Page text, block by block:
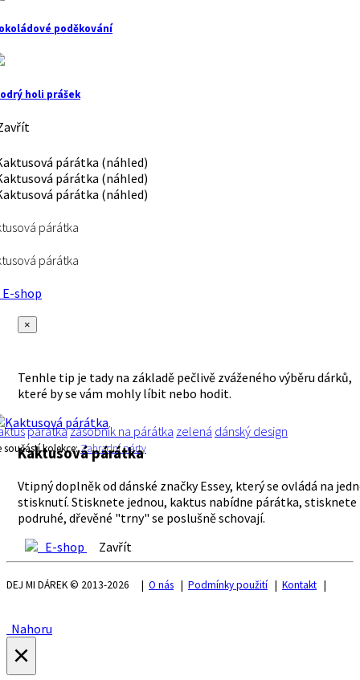
poděkování
holi prášek
párátka
párátka
shop
×
Tenhle tip je tady na základě pečlivě zváženého výběru dárků,
které by se vám mohly líbit nebo hodit.
parátkazásobník na párátka zelená dánský design
součástí kolekce:Zahradní párty
Kaktusová párátka
Vtipný doplněk od dánské značky Essey, který se ovládá na
stisknutí. Stisknete jednou, kaktus nabídne párátka, stisknete
podruhé, dřevěné "trny" se poslušně schovají.
E-shop
Zavřít
DEJ MI DÁREK © 2013-2026 | O nás | Podmínky použití| Kontakt |
Nahoru
×